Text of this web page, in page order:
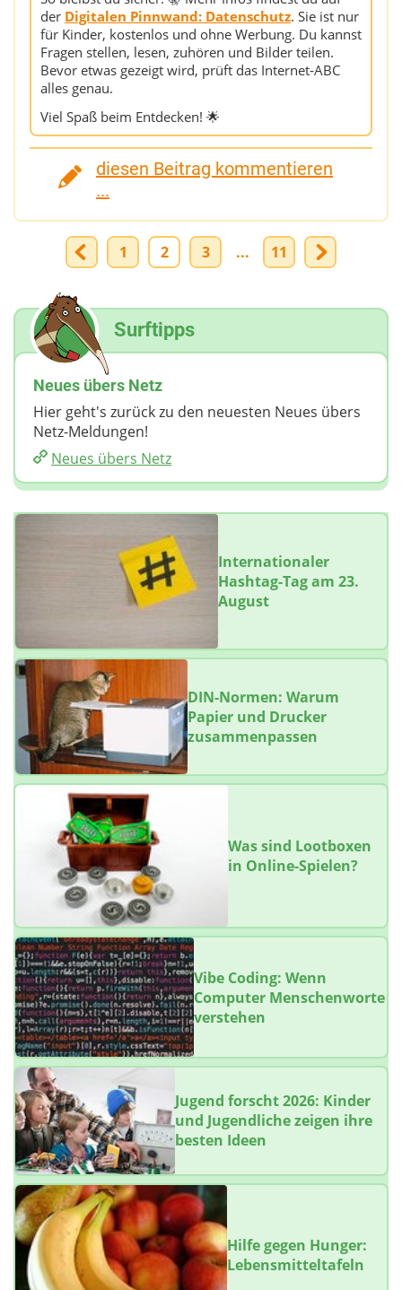
der Digitalen Pinnwand: Datenschutz. Sie ist nur
für Kinder, kostenlos und ohne Werbung. Du kannst
Fragen stellen, lesen, zuhören und Bilder teilen.
Bevor etwas gezeigt wird, prüft das Internet‑ABC
alles genau.
Viel Spaß beim Entdecken! 🌟
diesen Beitrag kommentieren
...
1 2 3 ... 11
Surftipps
Neues übers Netz
Hier geht's zurück zu den neuesten Neues übers
Netz-Meldungen!
Neues übers Netz
Internationaler
Hashtag-Tag am 23.
August
DIN-Normen: Warum
Papier und Drucker
zusammenpassen
Was sind Lootboxen
in Online-Spielen?
Vibe Coding: Wenn
Computer Menschenworte
verstehen
Jugend forscht 2026: Kinder
und Jugendliche zeigen ihre
besten Ideen
Hilfe gegen Hunger:
Lebensmitteltafeln